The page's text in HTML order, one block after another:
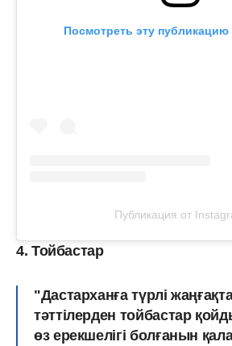
Посмотреть эту
Публикация от
4. Тойбастар
"Дастарханға түрлі
тәттілерден тойбастар
өз ерекшелігі болғанын